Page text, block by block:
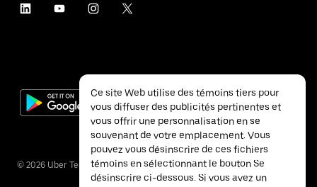
© 2026 Uber Technologies inc.
Ce site Web utilise des témoins tiers pour
vous diffuser des publicités pertinentes et
vous offrir une personnalisation en se
souvenant de votre emplacement. Vous
pouvez vous désinscrire de ces fichiers
témoins en sélectionnant le bouton Se
désinscrire ci-dessous. Si vous avez un